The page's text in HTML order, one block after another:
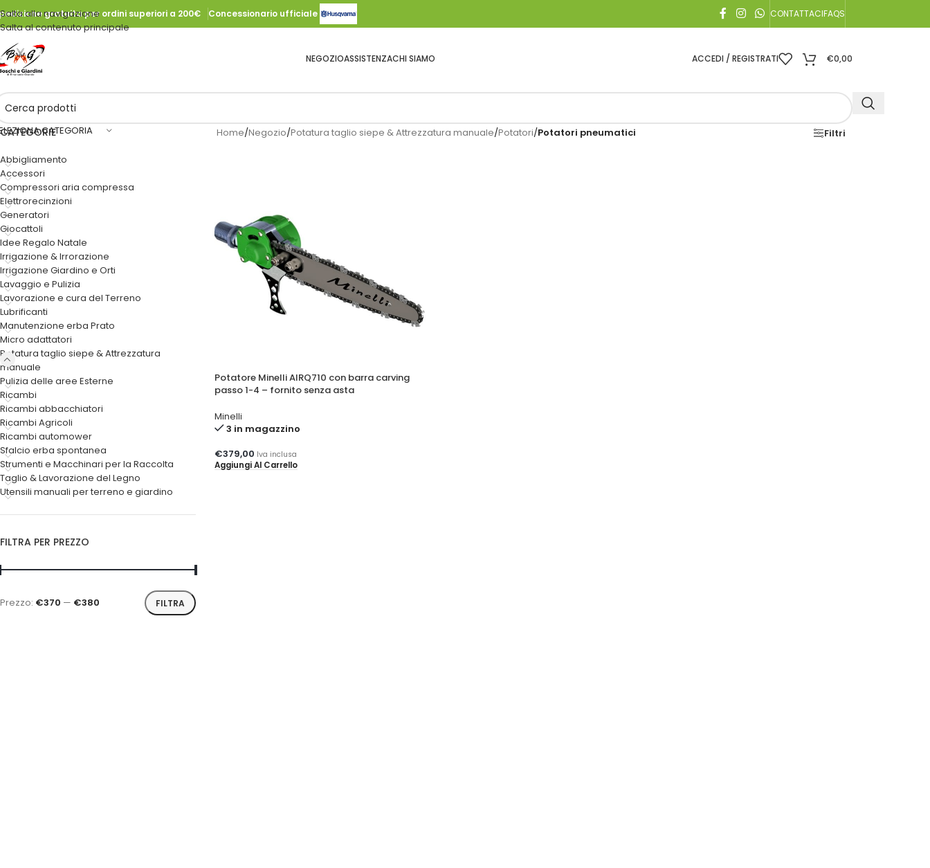
Salta alla navigazione
Salta al contenuto principale
gratuita per ordini superiori a 200€ Concessionario ufficiale CONTATTACIFAQS
NEGOZIOASSISTENZACHI SIAMO ACCEDI / REGISTRATI €0,00
CATEGORIA
CATEGORIE
Abbigliamento
Accessori
Compressori aria compressa
Elettrorecinzioni
Generatori
Giocattoli
Idee Regalo Natale
Irrigazione & Irrorazione
Irrigazione Giardino e Orti
Lavaggio e Pulizia
Lavorazione e cura del Terreno
Lubrificanti
Manutenzione erba Prato
Micro adattatori
Potatura taglio siepe & Attrezzatura
manuale
Pulizia delle aree Esterne
Ricambi
Ricambi abbacchiatori
Ricambi Agricoli
Ricambi automower
Sfalcio erba spontanea
Strumenti e Macchinari per la Raccolta
Taglio & Lavorazione del Legno
Utensili manuali per terreno e giardino
FILTRA PER PREZZO
FILTRA
Prezzo: €370 — €380
Home/Negozio/Potatura taglio siepe & Attrezzatura manuale/Potatori/Potatori pneumatici Filtri
Potatore Minelli AIRQ710 con barra carving
passo 1-4 – fornito senza asta
Minelli
3 in magazzino
€379,00 Iva inclusa
Aggiungi Al Carrello